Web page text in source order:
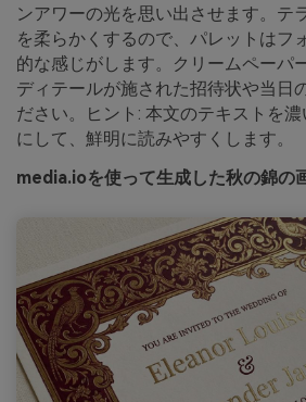
ンアワーの光を思い出させます。テ
を柔らかくするので、パレットはフ
的な感じがします。クリームペーパ
ディテールが施された招待状や当日
ださい。ヒント: 本文のテキストを
にして、鮮明に読みやすくします。
media.ioを使って生成した秋の錦の